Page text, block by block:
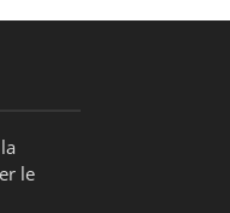
le